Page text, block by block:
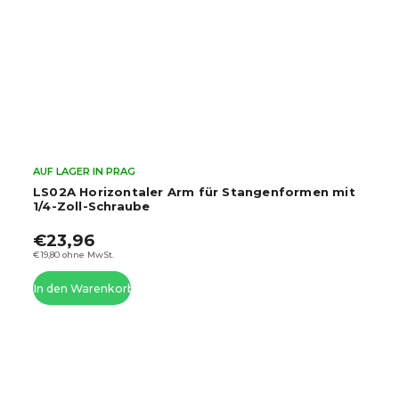
LS02A Horizontaler Arm für Stangenformen mit
1/4-Zoll-Schraube
AUF LAGER IN PRAG
€19,80 ohne MwSt.
€23,96
In den Warenkorb